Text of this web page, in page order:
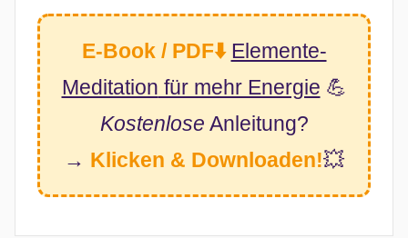
E-Book / PDF⬇️ Elemente-
Meditation für mehr Energie 💪
Kostenlose Anleitung?
→ Klicken & Downloaden!💥